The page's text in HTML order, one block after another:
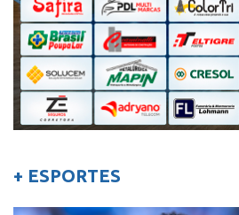
+ ESPORTES